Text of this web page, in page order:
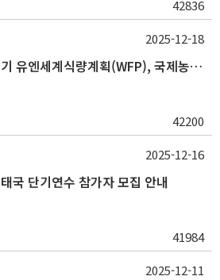
42836
(~12/31) 2026년 상반기 유엔세계식량계획(WFP), 국제농업개발기금(IFAD) 및 유엔아동기금(UNICEF) 인턴십 프로그램 참가자 모집
42200
2025-12-18
국 단기연수 참가자 모집 안내
41984
2025-12-16
2025-12-11